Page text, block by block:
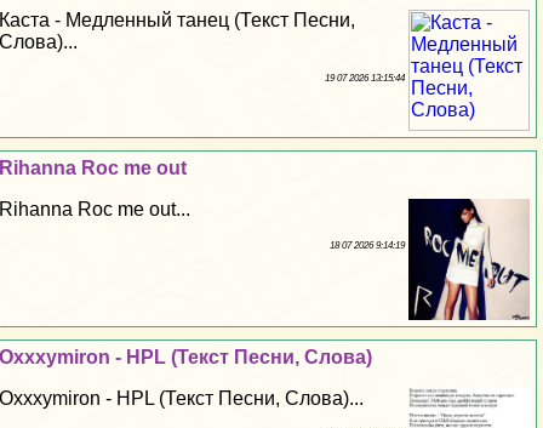
Каста - Медленный танец (Текст Песни,
Слова)...
19 07 2026 13:15:44
Rihanna Roc me out
Rihanna Roc me out...
18 07 2026 9:14:19
Oxxxymiron - HPL (Текст Песни, Слова)
Oxxxymiron - HPL (Текст Песни, Слова)...